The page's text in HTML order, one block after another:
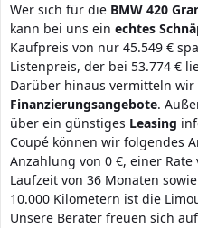
Wer sich für die BMW 420
kann bei uns ein echtes
Kaufpreis von nur 45.549 €
Listenpreis, der bei 53.774 €
Darüber hinaus vermitteln wir
Finanzierungsangebote.
über ein günstiges Leasing
Coupé können wir folgendes
Anzahlung von 0 €, einer
Laufzeit von 36 Monaten
10.000 Kilometern ist die
Unsere Berater freuen sich